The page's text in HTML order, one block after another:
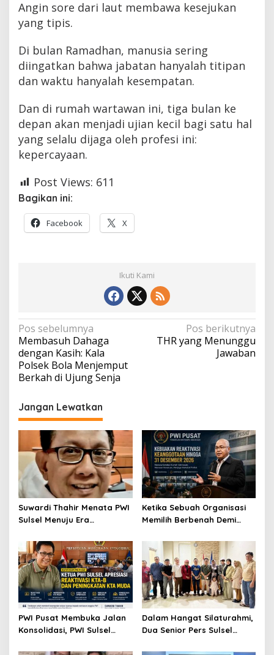
Angin sore dari laut membawa kesejukan
yang tipis.
Di bulan Ramadhan, manusia sering
diingatkan bahwa jabatan hanyalah titipan
dan waktu hanyalah kesempatan.
Dan di rumah wartawan ini, tiga bulan ke
depan akan menjadi ujian kecil bagi satu hal
yang selalu dijaga oleh profesi ini:
kepercayaan.
Post Views: 611
Bagikan ini:
Facebook X
Ikuti Kami
Navigasi
pos
Pos sebelumnya
Membasuh Dahaga
dengan Kasih: Kala
Polsek Bola Menjemput
Berkah di Ujung Senja
Pos berikutnya
THR yang Menunggu
Jawaban
Jangan Lewatkan
Suwardi Thahir Menata PWI
Sulsel Menuju Era
Ketika Sebuah Organisasi
Memilih Berbenah Demi
PWI Pusat Membuka Jalan
Konsolidasi, PWI Sulsel
Dalam Hangat Silaturahmi,
Dua Senior Pers Sulsel